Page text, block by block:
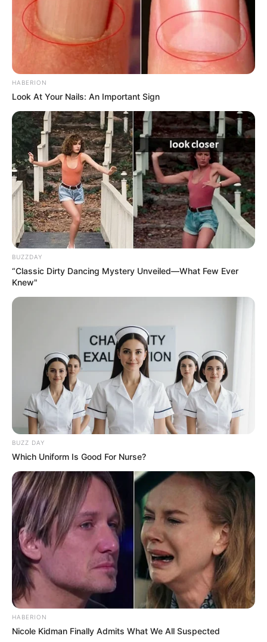
HABERION
Look At Your Nails: An Important Sign
BUZZDAY
“Classic Dirty Dancing Mystery Unveiled—What Few Ever
Knew"
BUZZ DAY
Which Uniform Is Good For Nurse?
HABERION
Nicole Kidman Finally Admits What We All Suspected